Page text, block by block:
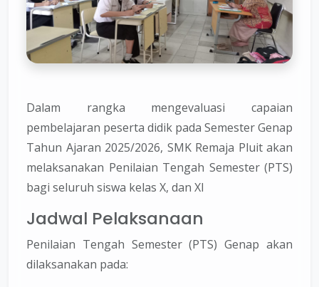
Dalam rangka mengevaluasi capaian
pembelajaran peserta didik pada Semester Genap
Tahun Ajaran 2025/2026, SMK Remaja Pluitakan
melaksanakan Penilaian Tengah Semester (PTS)
bagi seluruh siswa kelas X, dan XI
Jadwal Pelaksanaan
Penilaian Tengah Semester (PTS) Genap akan
dilaksanakan pada: